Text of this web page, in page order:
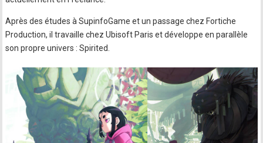
Après des études à SupinfoGame et un passage chez Fortiche
Production, il travaille chez Ubisoft Paris et développe en parallèle
son propre univers : Spirited.